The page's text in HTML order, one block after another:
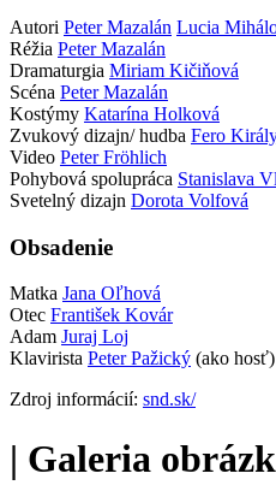
Autori Peter Mazalán Lucia
Réžia Peter Mazalán
Dramaturgia Miriam Kičiňová
Scéna Peter Mazalán
Kostýmy Katarína Holková
Zvukový dizajn/ hudba Fero
Video Peter Fröhlich
Pohybová spolupráca Stanislava
Svetelný dizajn Dorota Volfová
Obsadenie
Matka Jana Oľhová
Otec František Kovár
Adam Juraj Loj
Klavirista Peter Pažický (ako hosť)
Zdroj informácií: snd.sk/
| Galeria